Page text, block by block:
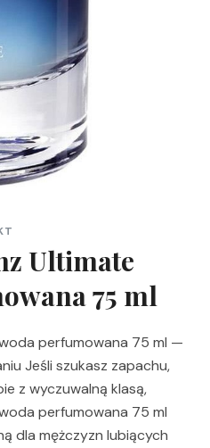
Ultimate
75 ml
perfumowana 75 ml —
Jeśli szukasz zapachu,
z wyczuwalną klasą,
perfumowana 75 ml
dla mężczyzn lubiących